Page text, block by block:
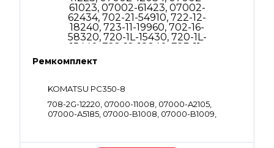
Ремкомплект
KOMATSU PC350-8
708-2G-12220, 07000-11008, 07000-A2105,
07000-A5185, 07000-B1008, 07000-B1009,
61023, 07002-61423, 07002-62434, 702-21-54910,